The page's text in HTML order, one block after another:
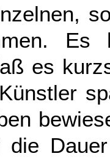
es